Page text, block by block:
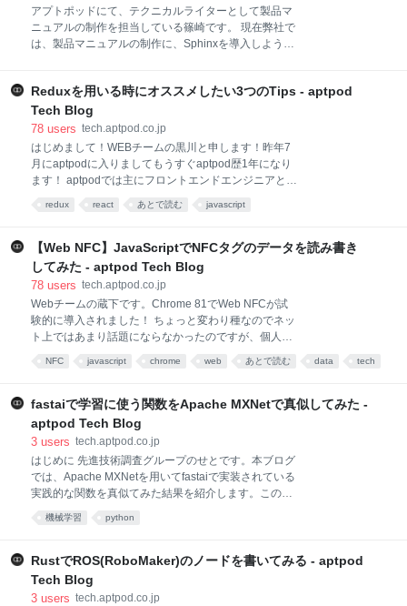
イントにはいくつかのパターンがありました。それを
実装着手前のデザインレビューで確認できるようにチ
ェックリストとしてまとめましたので紹介します。 チ
ストです。アプリケーションごとにチェック項目は変
わりますが、議論になりやすい項目を中心に解説しま
す。 1. 画面
アプトポッドにて、テクニカルライターとして製品マ
ニュアルの制作を担当している篠崎です。 現在弊社で
は、製品マニュアルの制作に、Sphinxを導入しようと
ターです。この記事では、SphinxにLuaLaTeXを組み
合わせて日本語PDFを生成する方法を探ってみまし
た。 背景 SphinxでLuaLaTeXを使う設定 (A)
LuaLaTeXを使用する (B) LaTeXドキュメントクラスと
してltjsbookを使用する (C) Polyglossiaパッケージを
読み込まないようにする (D) サンセリフ系フォント、
するため） (E) デフォルトのフォントをサンセリフ
ため） おわりに、今後に向
Reduxを用いる時にオススメしたい3つのTips - aptpod
Tech Blog
78 users tech.aptpod.co.jp
はじめまして！WEBチームの黒川と申します！昨年7
月にaptpodに入りましてもうすぐaptpod歴1年になり
ます！ aptpodでは主にフロントエンドエンジニアとし
てReact/TypeScriptを用いて、お客様向けアプリケー
ションのUI部分を実装しております。 ご存じの方も多
り、何を用いるべきかなどでしばしば議論が起こりが
ちです。代表的なものだけでも、標準APIを用いる
useStateとContextやデファクトスタンダードとなって
社のWEBチームではReduxを採用するケースが多いで
す。私もReduxについては一通りの知識と経験は持っ
ていたつもりだったのですが、先日担当させていただ
いたプロジェクトで初めてReduxの設計に取り組んだ
redux react あとで読む javascript
【Web NFC】JavaScriptでNFCタグのデータを読み書き
してみた - aptpod Tech Blog
78 users tech.aptpod.co.jp
Webチームの蔵下です。Chrome 81でWeb NFCが試
験的に導入されました！ ちょっと変わり種なのでネッ
ト上ではあまり話題にならなかったのですが、個人的
にはビッグニュースでした。 Web NFCを使うと、下
記のTweetのような実在するカードとWebサイトを組
Web NFC reaches a key milestone - it is coming soon!
Check out https://t.co/wC4Sx6Rpu8
pic.twitter.com/MmsIDHGNjy— Chrome for
のままにWeb NFCを触ってみたので、ソースコードを
交えて使い方を紹介します。 Web NFCとは？ Web
NFCとは、JavaScript
NFC javascript chrome web あとで読む data tech
fastaiで学習に使う関数をApache MXNetで真似してみた -
aptpod Tech Blog
3 users tech.aptpod.co.jp
はじめに 先進技術調査グループのせとです。本ブログ
では、Apache MXNetを用いてfastaiで実装されている
実践的な関数を真似てみた結果を紹介します。この試
みのゴールは、完全一致の結果を目指すのではなく同
じような傾向を得られるかを目指したものになりま
ワークで用意しているモデルの構造が少し違ったり、
各関数の計算方法が異なるので結果が等しくなりませ
んでした。もちろん、他方に併せて関数を自作すれば
機械学習 python
RustでROS(RoboMaker)のノードを書いてみる - aptpod
Tech Blog
3 users tech.aptpod.co.jp